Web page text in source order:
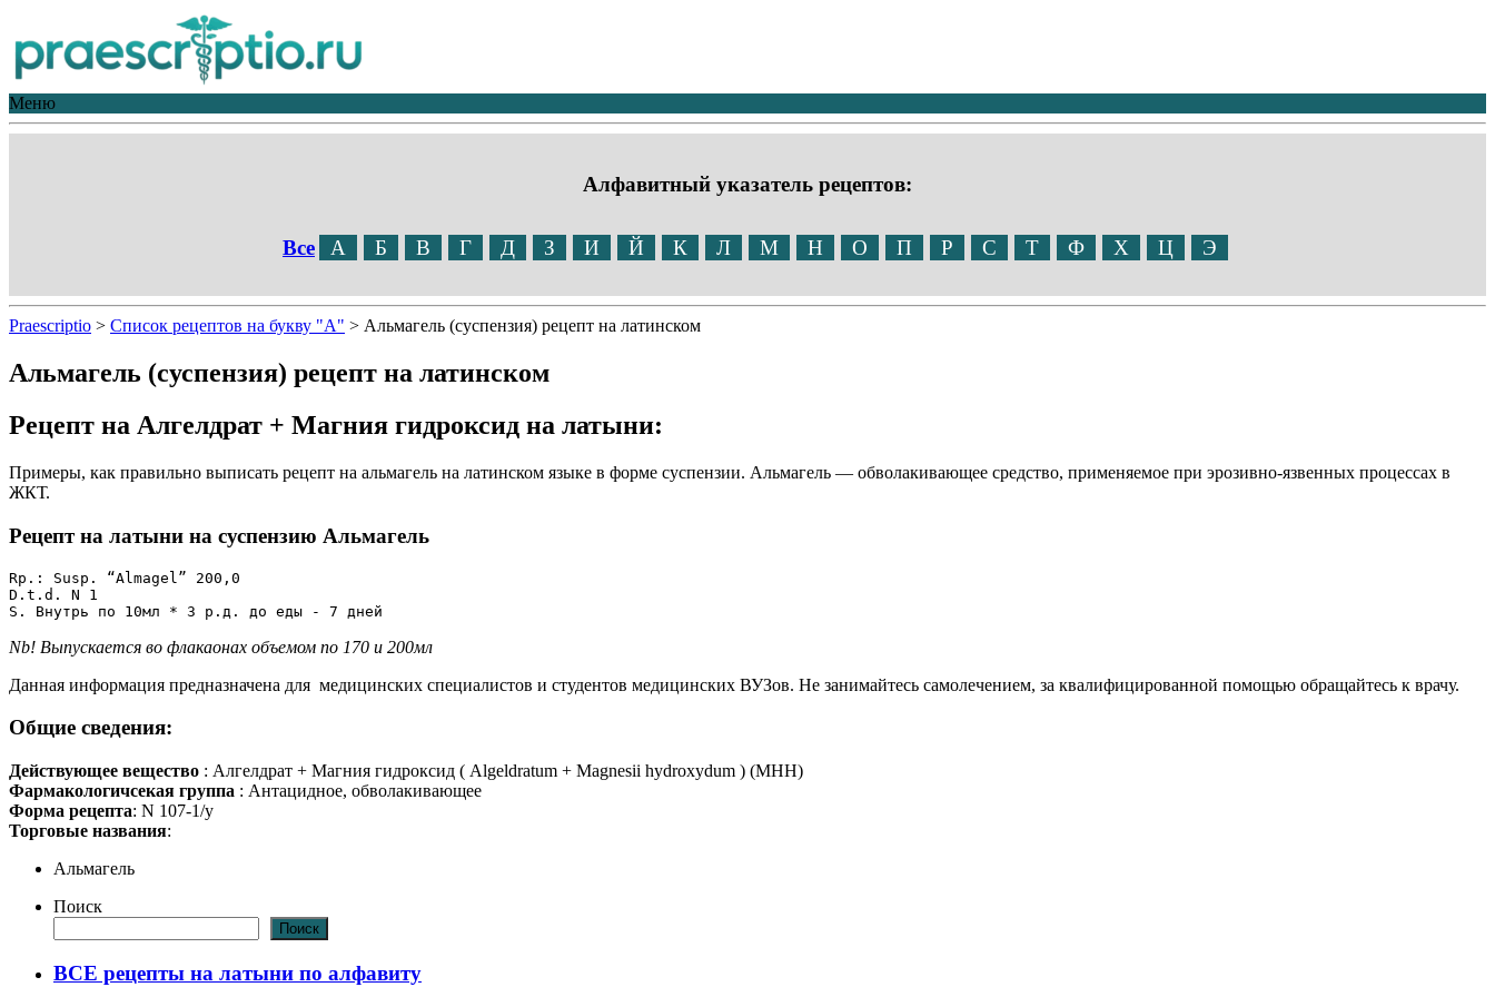
Меню
Алфавитный указатель рецептов:
Все А Б В Г Д З И Й К Л М Н О П Р С Т Ф Х Ц Э
Praescriptio > Список рецептов на букву "А" > Альмагель (суспензия) рецепт на латинском
Альмагель (суспензия) рецепт на латинском
Рецепт на Алгелдрат + Магния гидроксид на латыни:
Примеры, как правильно выписать рецепт на альмагель на латинском языке в форме суспензии. Альмагель — обволакивающее средство, применяемое при эрозивно-язвенных процессах в
ЖКТ.
Рецепт на латыни на суспензию Альмагель
Rp.: Susp. “Almagel” 200,0
D.t.d. N 1
S. Внутрь по 10мл * 3 р.д. до еды - 7 дней
Nb! Выпускается во флакаонах объемом по 170 и 200мл
Данная информация предназначена для медицинских специалистов и студентов медицинских ВУЗов. Не занимайтесь самолечением, за квалифицированной помощью обращайтесь к врачу.
Общие сведения:
Действующее вещество : Алгелдрат + Магния гидроксид ( Algeldratum + Magnesii hydroxydum ) (МНН)
Фармакологичсекая группа : Антацидное, обволакивающее
Форма рецепта: N 107-1/у
Торговые названия:
Альмагель
Поиск
Поиск
ВСЕ рецепты на латыни по алфавиту